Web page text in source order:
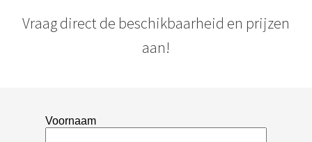
Vraag direct de beschikbaarheid en prijzen
aan!